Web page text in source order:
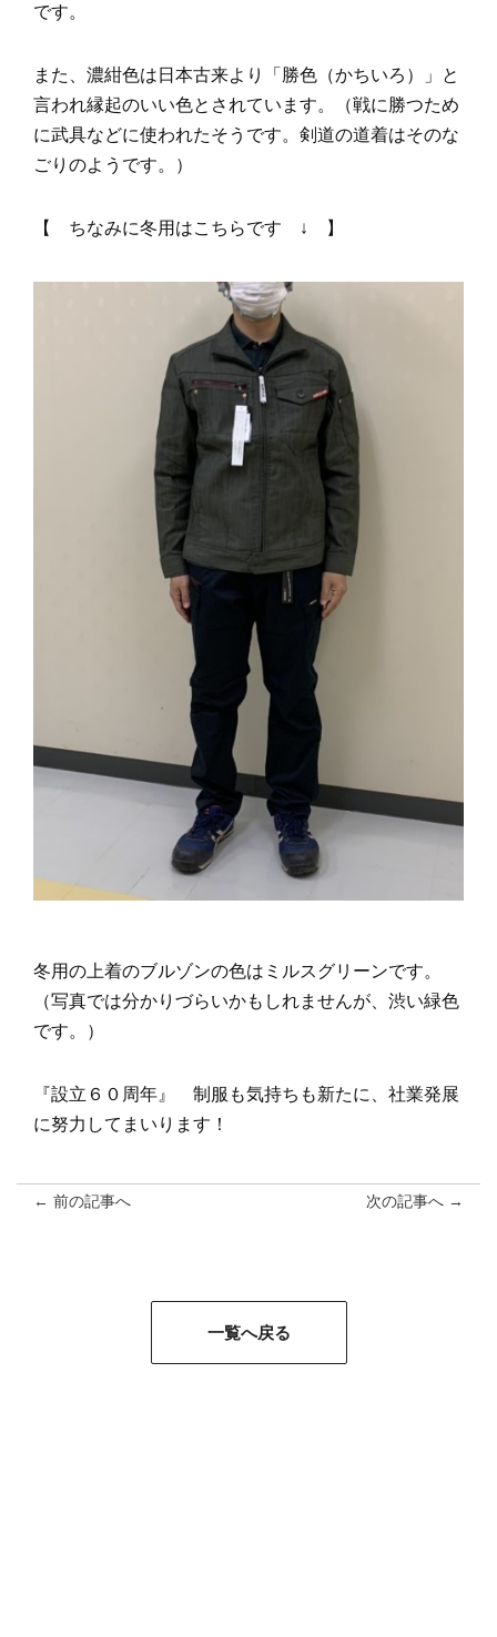
です。
また、濃紺色は日本古来より「勝色（かちいろ）」と
言われ縁起のいい色とされています。（戦に勝つため
に武具などに使われたそうです。剣道の道着はそのな
ごりのようです。）
【 ちなみに冬用はこちらです ↓ 】
冬用の上着のブルゾンの色はミルスグリーンです。
（写真では分かりづらいかもしれませんが、渋い緑色
です。）
『設立６０周年』 制服も気持ちも新たに、社業発展
に努力してまいります！
← 前の記事へ 次の記事へ →
一覧へ戻る